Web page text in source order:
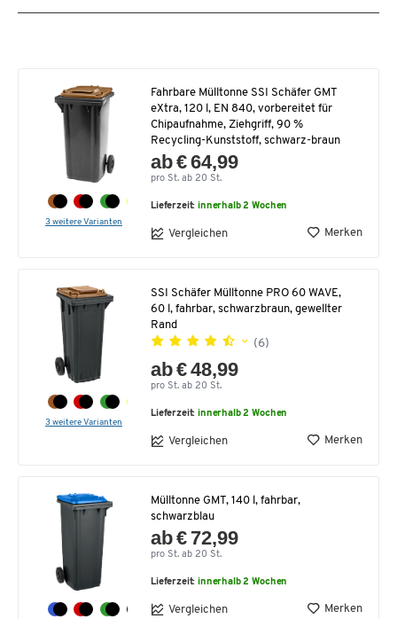
3 weitere Varianten
Fahrbare Mülltonne SSI Schäfer GMT
eXtra, 120 l, EN 840, vorbereitet für
Chipaufnahme, Ziehgriff, 90 %
Recycling-Kunststoff, schwarz-braun
ab € 64,99
pro St. ab 20 St.
Lieferzeit:innerhalb 2 Wochen
Vergleichen Merken
3 weitere Varianten
SSI Schäfer Mülltonne PRO 60 WAVE,
60 l, fahrbar, schwarzbraun, gewellter
Rand
(6)
ab € 48,99
pro St. ab 20 St.
Lieferzeit:innerhalb 2 Wochen
Vergleichen Merken
Mülltonne GMT, 140 l, fahrbar,
schwarzblau
ab € 72,99
pro St. ab 20 St.
Lieferzeit:innerhalb 2 Wochen
Vergleichen Merken